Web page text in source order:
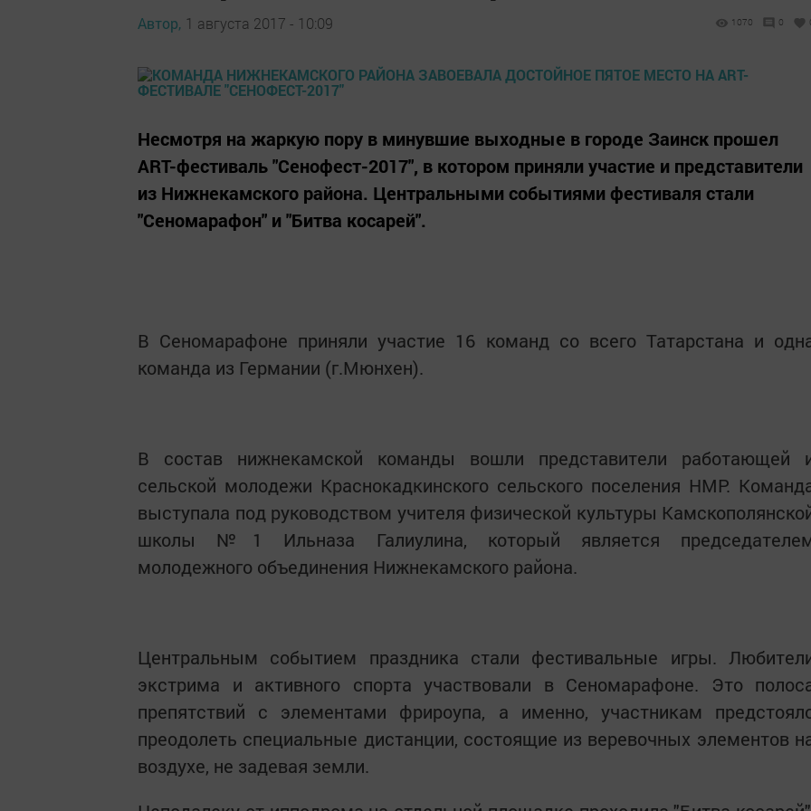
Автор, 1 августа 2017 - 10:09 1070 0
Несмотря на жаркую пору в минувшие выходные в городе Заинск прошел
ART-фестиваль "Сенофест-2017", в котором приняли участие и представители
из Нижнекамского района. Центральными событиями фестиваля стали
"Сеномарафон" и "Битва косарей".
В Сеномарафоне приняли участие 16 команд со всего Татарстана и
команда из Германии (г.Мюнхен).
В состав нижнекамской команды вошли представители работающей
сельской молодежи Краснокадкинского сельского поселения НМР.
выступала под руководством учителя физической культуры
школы №1 Ильназа Галиулина, который является
молодежного объединения Нижнекамского района.
Центральным событием праздника стали фестивальные игры.
экстрима и активного спорта участвовали в Сеномарафоне. Это
препятствий с элементами фрироупа, а именно, участникам
преодолеть специальные дистанции, состоящие из веревочных элементов
воздухе, не задевая земли.